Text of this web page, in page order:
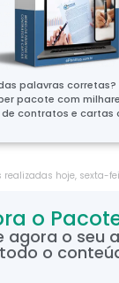
palavras
pacote com
contratos e cartas
hoje, sexta-
o
agora o seu
todo o